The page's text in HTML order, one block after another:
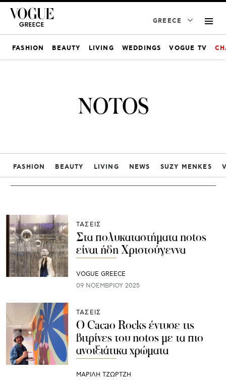
GREECE
FASHION BEAUTY LIVING WEDDINGS VOGUE TV
NOTOS
FASHION BEAUTY LIVING NEWS SUZY MENKES
ΤΑΣΕΙΣ
Στα πολυκαταστήματα notos
είναι ήδη Χριστούγεννα
VOGUE GREECE
09 ΝΟΕΜΒΡΊΟΥ 2025
ΤΑΣΕΙΣ
Ο Cacao Rocks έντυσε τις
βιτρίνες του notos με τα πιο
ανοιξιάτικα χρώματα
ΜΑΡΊΛΗ ΤΖΏΡΤΖΗ